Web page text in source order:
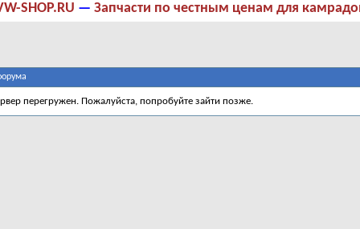
SHOP.RU — Запчасти по честным ценам для
перегружен. Пожалуйста, попробуйте зайти позже.